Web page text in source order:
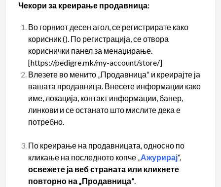
Чекори за креирање продавница:
Во горниот десен агол, се регистрирате како
корисник (). По регистрација, се отвора
кориснички панел за менаџирање.
[https://pedigre.mk/my-account/store/]
Влезете во менито „Продавница“ и креирајте ја
вашата продавница. Внесете информации како
име, локација, контакт информации, банер,
линкови и се останато што мислите дека е
потребно.
По креирање на продавницата, односно по
кликање на последното копче „Ажурирај“,
освежете ја веб страната или кликнете
повторно на „Продавница“.